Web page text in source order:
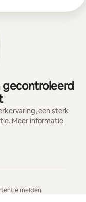
gecontroleerd
een sterk
Meer informatie
melden